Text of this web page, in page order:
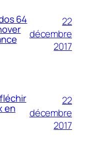
64
22
décembre
2017
en
22
décembre
2017